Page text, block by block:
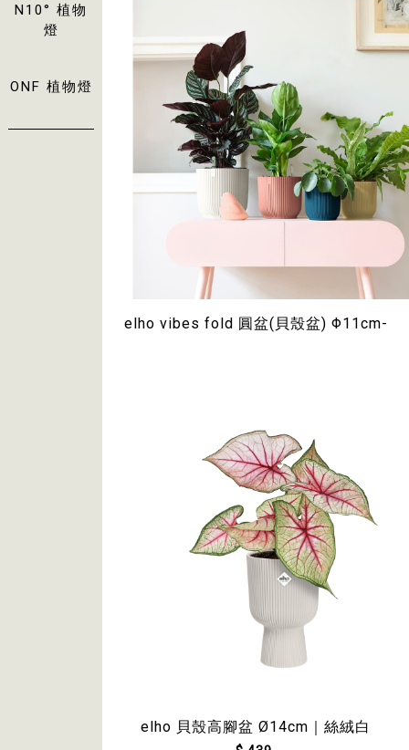
N10° 植物
燈
ONF 植物燈
elho vibes fold 圓盆(貝殼盆) Φ11cm-
elho 貝殼高腳盆 Ø14cm｜絲絨白